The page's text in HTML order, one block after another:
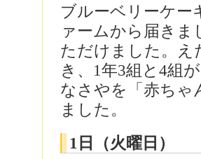
ブルーベリーケー
ァームから届き
ただけました。え
き、1年3組と4組
なさやを「赤ちゃ
ました。
1日（火曜日）